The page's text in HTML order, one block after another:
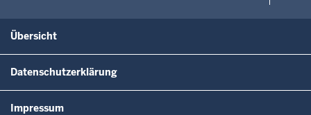
Übersicht
Datenschutzerklärung
Impressum